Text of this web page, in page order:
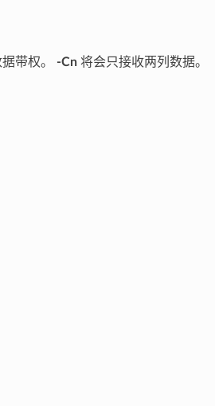
带权。 -Cn将会只接收两列数据。